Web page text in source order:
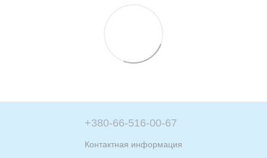
+380-66-516-00-67
Контактная информация